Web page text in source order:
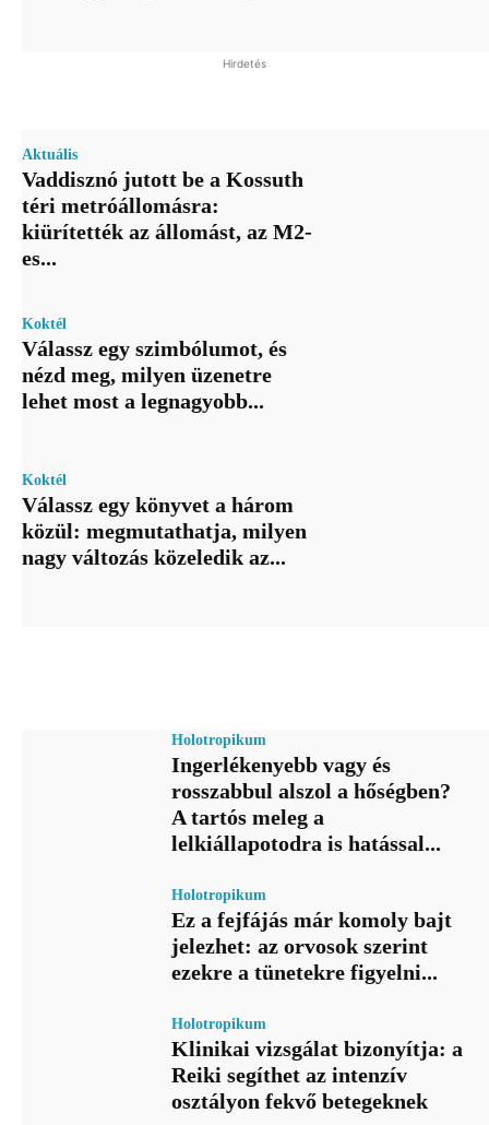
Hirdetés
Aktuális
Vaddisznó jutott be a Kossuth
téri metróállomásra:
kiürítették az állomást, az M2-
es...
Koktél
Válassz egy szimbólumot, és
nézd meg, milyen üzenetre
lehet most a legnagyobb...
Koktél
Válassz egy könyvet a három
közül: megmutathatja, milyen
nagy változás közeledik az...
Holotropikum
Ingerlékenyebb vagy és
rosszabbul alszol a hőségben?
A tartós meleg a
lelkiállapotodra is hatással...
Holotropikum
Ez a fejfájás már komoly bajt
jelezhet: az orvosok szerint
ezekre a tünetekre figyelni...
Holotropikum
Klinikai vizsgálat bizonyítja: a
Reiki segíthet az intenzív
osztályon fekvő betegeknek